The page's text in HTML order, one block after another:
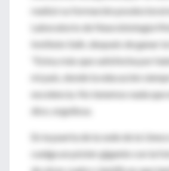
realizó su formación posdoctoral
Laboratorio de Neurobiología
Instituto Salk, después de ganar la
"Estoy más que satisfecha por
mi país, donde la educación
excelencia. No tenemos nada que
dice, orgullosa.
En la puerta de la sede de la
cuelga un póster gigante con la